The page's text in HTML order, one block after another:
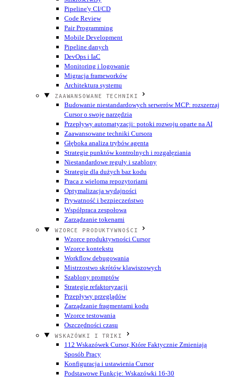
Pipeline'y CI/CD
Code Review
Pair Programming
Mobile Development
Pipeline danych
DevOps i IaC
Monitoring i logowanie
Migracja frameworków
Architektura systemu
ZAAWANSOWANE TECHNIKI
Budowanie niestandardowych serwerów MCP: rozszerzaj
Cursor o swoje narzędzia
Przepływy automatyzacji: potoki rozwoju oparte na AI
Zaawansowane techniki Cursora
Głęboka analiza trybów agenta
Strategie punktów kontrolnych i rozgałęziania
Niestandardowe reguły i szablony
Strategie dla dużych baz kodu
Praca z wieloma repozytoriami
Optymalizacja wydajności
Prywatność i bezpieczeństwo
Współpraca zespołowa
Zarządzanie tokenami
WZORCE PRODUKTYWNOŚCI
Wzorce produktywności Cursor
Wzorce kontekstu
Workflow debugowania
Mistrzostwo skrótów klawiszowych
Szablony promptów
Strategie refaktoryzacji
Przepływy przeglądów
Zarządzanie fragmentami kodu
Wzorce testowania
Oszczędności czasu
WSKAZÓWKI I TRIKI
112 Wskazówek Cursor, Które Faktycznie Zmieniają
Sposób Pracy
Konfiguracja i ustawienia Cursor
Podstawowe Funkcje: Wskazówki 16-30